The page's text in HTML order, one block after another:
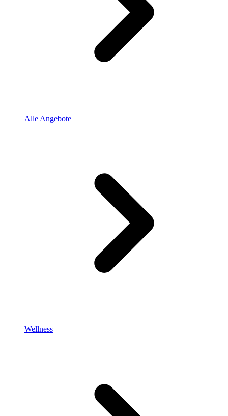
Alle Angebote
Wellness